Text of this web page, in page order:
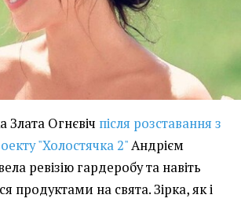
Злата Огнєвіч після розставання з
"Холостячка 2"Андрієм
ревізію гардеробу та навіть
продуктами на свята. Зірка, як і